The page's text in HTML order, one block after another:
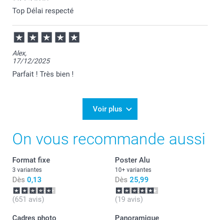
heureuse d'apprendre votre satisfaction.
Passez une belle journée.
Cordialement,
Florence@smartphoto
Top Délai respecté
Alex,
17/12/2025
Parfait ! Très bien !
Voir plus
On vous recommande aussi
Format fixe
3 variantes
Dès 0,13
(651 avis)
Poster Alu
10+ variantes
Dès 25,99
(19 avis)